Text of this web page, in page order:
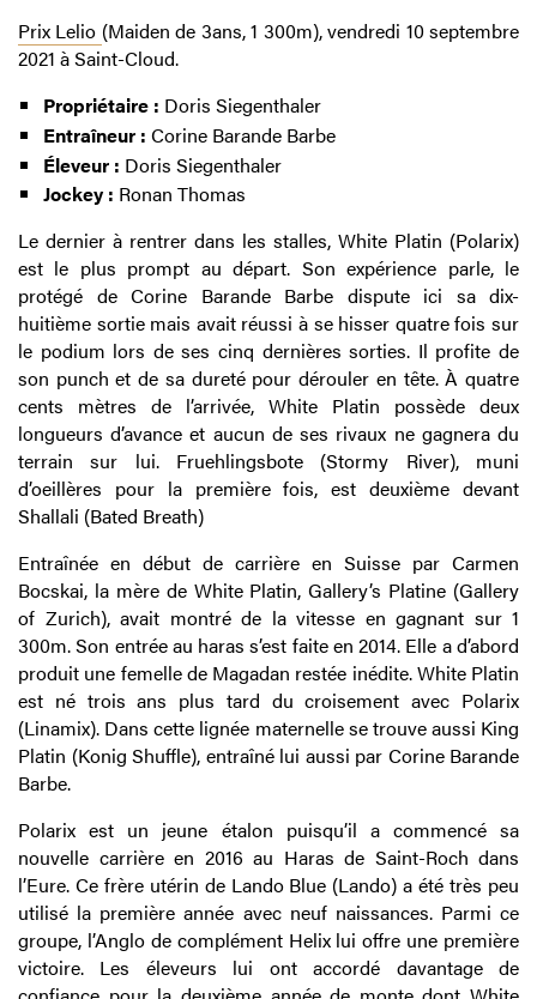
Prix Lelio (Maiden de 3ans, 1 300m), vendredi 10 septembre
2021 à Saint-Cloud.
Propriétaire : Doris Siegenthaler
Entraîneur : Corine Barande Barbe
Éleveur : Doris Siegenthaler
Jockey : Ronan Thomas
Le dernier à rentrer dans les stalles, White Platin (Polarix)
est le plus prompt au départ. Son expérience parle, le
protégé de Corine Barande Barbe dispute ici sa dix-
huitième sortie mais avait réussi à se hisser quatre fois sur
le podium lors de ses cinq dernières sorties. Il profite de
son punch et de sa dureté pour dérouler en tête. À quatre
cents mètres de l’arrivée, White Platin possède deux
longueurs d’avance et aucun de ses rivaux ne gagnera du
terrain sur lui. Fruehlingsbote (Stormy River), muni
d’oeillères pour la première fois, est deuxième devant
Shallali (Bated Breath)
Entraînée en début de carrière en Suisse par Carmen
Bocskai, la mère de White Platin, Gallery’s Platine (Gallery
of Zurich), avait montré de la vitesse en gagnant sur 1
300m. Son entrée au haras s’est faite en 2014. Elle a d’abord
produit une femelle de Magadan restée inédite. White Platin
est né trois ans plus tard du croisement avec Polarix
(Linamix). Dans cette lignée maternelle se trouve aussi King
Platin (Konig Shuffle), entraîné lui aussi par Corine Barande
Barbe.
Polarix est un jeune étalon puisqu’il a commencé sa
nouvelle carrière en 2016 au Haras de Saint-Roch dans
l’Eure. Ce frère utérin de Lando Blue (Lando) a été très peu
utilisé la première année avec neuf naissances. Parmi ce
groupe, l’Anglo de complément Helix lui offre une première
victoire. Les éleveurs lui ont accordé davantage de